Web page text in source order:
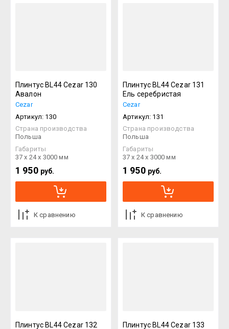
Плинтус BL44 Cezar 130
Авалон
Cezar
Артикул: 130
Страна производства
Польша
Габариты
37 х 24 х 3000 мм
1 950 руб.
К сравнению
Плинтус BL44 Cezar 131
Ель серебристая
Cezar
Артикул: 131
Страна производства
Польша
Габариты
37 х 24 х 3000 мм
1 950 руб.
К сравнению
Плинтус BL44 Cezar 132 Плинтус BL44 Cezar 133